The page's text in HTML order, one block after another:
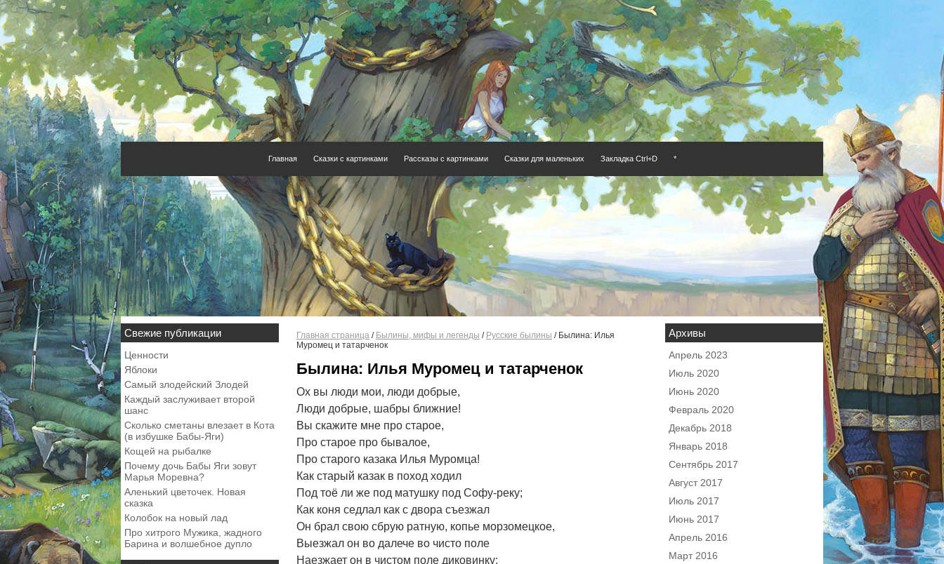
Главная Сказки с картинками Рассказы с картинками Сказки для маленьких Закладка Ctrl+D *
Свежие публикации
Ценности
Яблоки
Самый злодейский Злодей
Каждый заслуживает второй
шанс
Сколько сметаны влезает в Кота
(в избушке Бабы-Яги)
Кощей на рыбалке
Почему дочь Бабы Яги зовут
Марья Моревна?
Аленький цветочек. Новая
сказка
Колобок на новый лад
Про хитрого Мужика, жадного
Барина и волшебное дупло
Главная страница / Былины, мифы и легенды / Русские былины / Былина: Илья
Муромец и татарченок
Былина: Илья Муромец и татарченок
Ох вы люди мои, люди добрые,
Люди добрые, шабры ближние!
Вы скажите мне про старое,
Про старое про бывалое,
Про старого казака Илья Муромца!
Как старый казак в поход ходил
Под тоё ли же под матушку под Софу-реку;
Как коня седлал как с двора съезжал
Он брал свою сбрую ратную, копье морзомецкое,
Выезжал он во далече во чисто поле
Наезжает он в чистом поле диковинку:
Архивы
Апрель 2023
Июль 2020
Июнь 2020
Февраль 2020
Декабрь 2018
Январь 2018
Сентябрь 2017
Август 2017
Июль 2017
Июнь 2017
Апрель 2016
Март 2016